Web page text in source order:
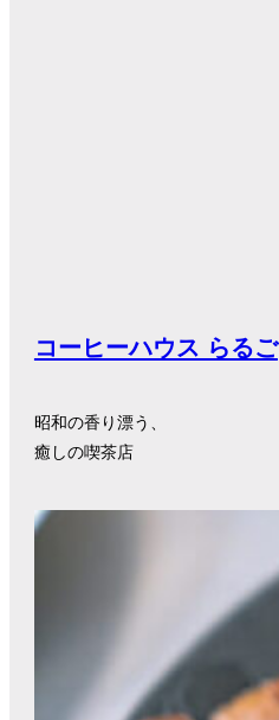
コーヒーハウス らるご
昭和の香り漂う、
癒しの喫茶店